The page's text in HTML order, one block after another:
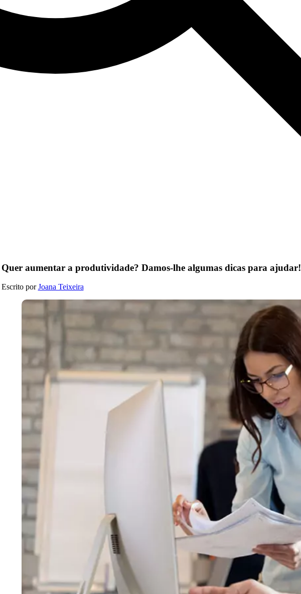
Quer aumentar a produtividade? Damos-lhe algumas dicas para ajudar!
Escrito porJoana Teixeira